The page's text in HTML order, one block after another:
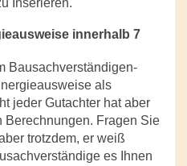
Inserieren.
innerhalb 7
Bausachverständigen-
als
jeder Gutachter hat aber
Berechnungen. Fragen Sie
trotzdem, er weiß
es Ihnen